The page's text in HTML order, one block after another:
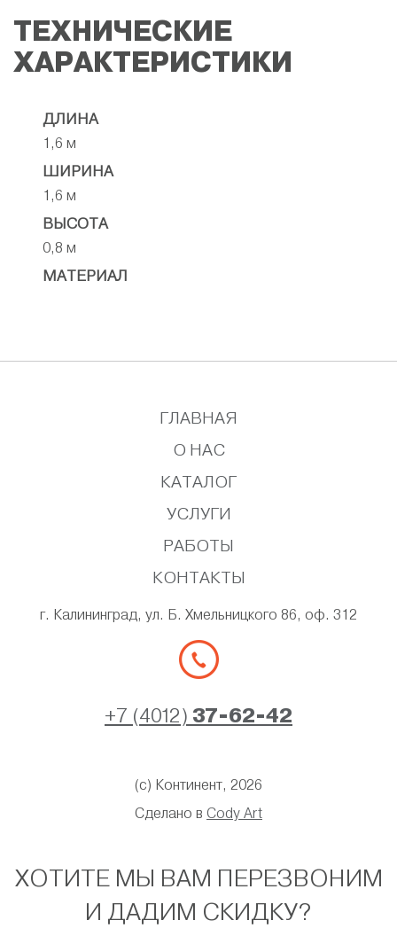
ТЕХНИЧЕСКИЕ
ХАРАКТЕРИСТИКИ
ДЛИНА
1,6 м
ШИРИНА
1,6 м
ВЫСОТА
0,8 м
МАТЕРИАЛ
ГЛАВНАЯ
О НАС
КАТАЛОГ
УСЛУГИ
РАБОТЫ
КОНТАКТЫ
г. Калининград, ул. Б. Хмельницкого 86, оф. 312
+7 (4012) 37-62-42
(с) Континент, 2026
Сделано в Cody Art
ХОТИТЕ МЫ ВАМ ПЕРЕЗВОНИМ
И ДАДИМ СКИДКУ?